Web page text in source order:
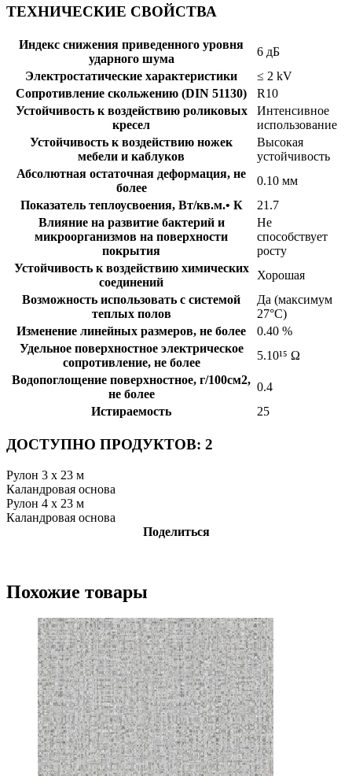
ТЕХНИЧЕСКИЕ СВОЙСТВА
Индекс снижения приведенного уровня
ударного шума
6 дБ
Электростатические характеристики
≤ 2 kV
Сопротивление скольжению (DIN 51130)
R10
Устойчивость к воздействию роликовых
кресел
Интенсивное
использование
Устойчивость к воздействию ножек
мебели и каблуков
Высокая
устойчивость
Абсолютная остаточная деформация, не
более
0.10 мм
Показатель теплоусвоения, Вт/кв.м.• К
21.7
Влияние на развитие бактерий и
микроорганизмов на поверхности
покрытия
Не
способствует
росту
Устойчивость к воздействию химических
соединений
Хорошая
Возможность использовать с системой
теплых полов
Да (максимум
27°C)
Изменение линейных размеров, не более
0.40 %
Удельное поверхностное электрическое
cопротивление, не более
5.10¹⁵ Ω
Водопоглощение поверхностное, г/100см2,
не более
0.4
Истираемость
25
ДОСТУПНО ПРОДУКТОВ: 2
Рулон 3 x 23 м
Каландровая основа
Рулон 4 x 23 м
Каландровая основа
Поделиться
Похожие товары